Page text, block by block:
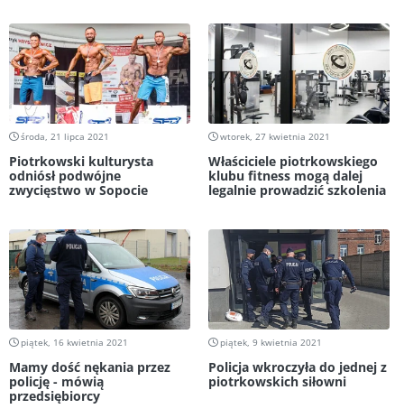
środa, 21 lipca 2021
Piotrkowski kulturysta
odniósł podwójne
zwycięstwo w Sopocie
wtorek, 27 kwietnia 2021
Właściciele piotrkowskiego
klubu fitness mogą dalej
legalnie prowadzić szkolenia
piątek, 16 kwietnia 2021
Mamy dość nękania przez
policję - mówią
przedsiębiorcy
piątek, 9 kwietnia 2021
Policja wkroczyła do jednej z
piotrkowskich siłowni